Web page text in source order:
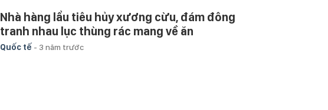
Nhà hàng lẩu tiêu hủy xương cừu, đám đông
tranh nhau lục thùng rác mang về ăn
Quốc tế - 3 năm trước